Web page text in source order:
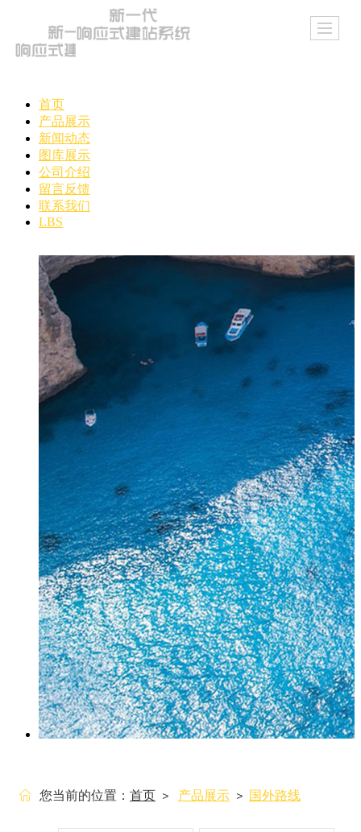
首页
产品展示
新闻动态
图库展示
公司介绍
留言反馈
联系我们
LBS
您当前的位置： 首页 > 产品展示 > 国外路线